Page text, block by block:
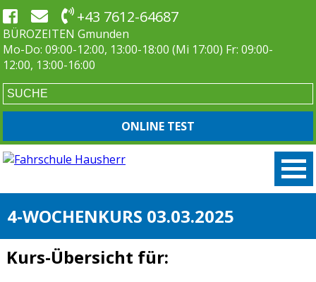
+43 7612-64687
BÜROZEITEN Gmunden
Mo-Do: 09:00-12:00, 13:00-18:00 (Mi 17:00) Fr: 09:00-
12:00, 13:00-16:00
ONLINE TEST
4-WOCHENKURS 03.03.2025
Kurs-Übersicht für: